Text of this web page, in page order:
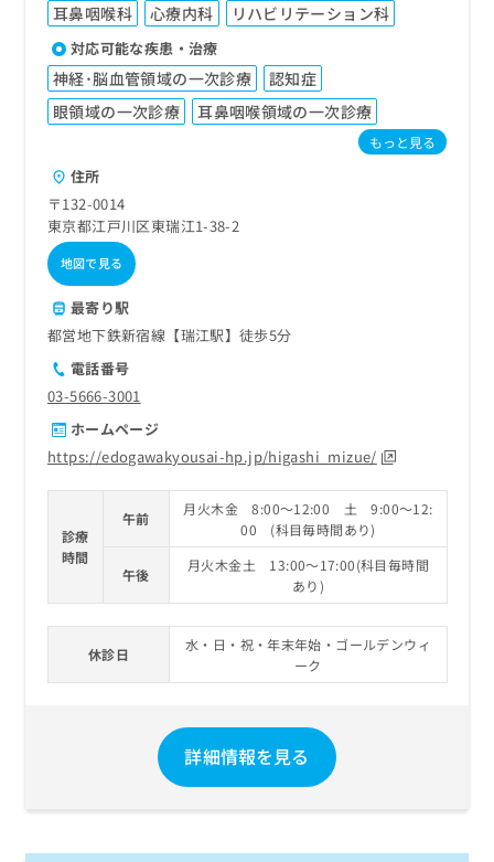
耳鼻咽喉科
心療内科 リハビリテーション科
対応可能な疾患・治療
神経･脳血管領域の一次診療
認知症
眼領域の一次診療
耳鼻咽喉領域の一次診療
もっと見る
住所
〒132-0014
東京都江戸川区東瑞江1-38-2
地図で見る
最寄り駅
都営地下鉄新宿線【瑞江駅】徒歩5分
電話番号
03-5666-3001
ホームページ
https://edogawakyousai-hp.jp/higashi_mizue/
診療
時間
午前
月火木金 8:00～12:00 土 9:00～12:
00 (科目毎時間あり)
午後
月火木金土 13:00～17:00(科目毎時間
あり)
休診日
水・日・祝・年末年始・ゴールデンウィ
ーク
詳細情報を見る